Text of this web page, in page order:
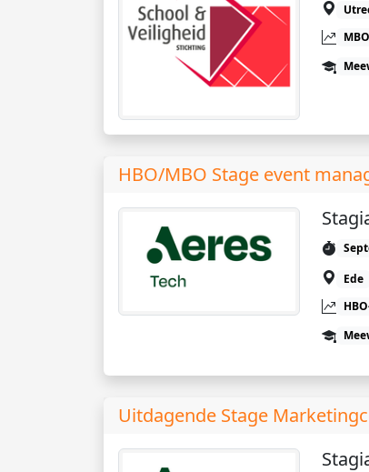
HBO/MBO Stage event
Ede
Uitdagende Stage